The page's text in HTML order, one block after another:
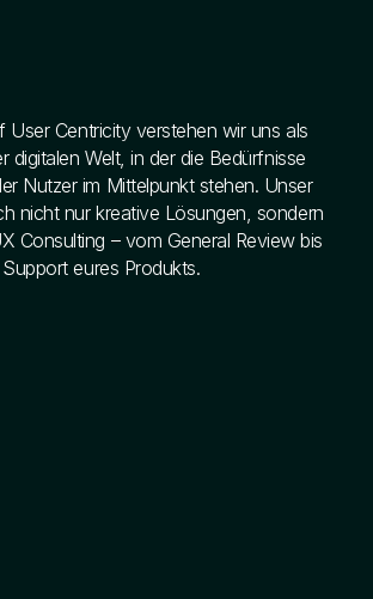
User Centricity verstehen wir uns als
digitalen Welt, in der die Bedürfnisse
Nutzer im Mittelpunkt stehen. Unser
nicht nur kreative Lösungen, sondern
Consulting – vom General Review bis
eures Produkts.